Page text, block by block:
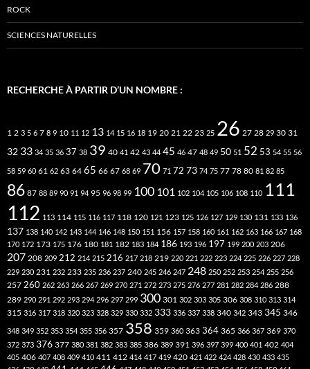
ROCK
SCIENCES NATURELLES
RECHERCHE À PARTIR D’UN NOMBRE :
1 2 3 5 6 7 8 9 10 11 12 13 14 15 16 18 19 20 21 22 23 25 26 27 28 29 30 31
32 33 34 35 36 37 38 39 40 41 42 43 44 45 46 47 48 49 50 51 52 53 54 55 56
58 59 60 61 62 63 64 65 66 67 68 69 70 71 72 73 74 75 77 78 80 81 82 85
86 87 88 89 90 91 94 95 96 98 99 100 101 102 104 105 106 108 110 111
112 113 114 115 116 117 118 120 121 123 125 126 127 129 130 131 133 136
137 138 140 142 143 144 146 148 150 151 156 157 158 160 161 162 163 166 167 168
170 172 173 175 176 180 181 182 183 184 186 193 196 197 199 200 203 206
207 208 209 212 214 215 216 217 218 219 220 221 222 223 224 225 226 227 228
229 230 231 232 233 235 236 237 240 245 246 247 248 250 252 253 254 255 256
257 260 262 263 266 267 269 270 271 272 273 275 276 277 281 282 284 286 288
289 290 291 292 293 294 296 297 299 300 301 302 303 305 306 308 310 313 314
315 316 317 318 320 323 328 329 330 332 333 336 337 338 340 342 343 345 346
348 349 352 353 354 355 356 357 358 359 360 363 364 365 366 367 369 370
372 373 376 377 380 381 382 383 385 386 389 391 396 397 399 400 401 402 404
405 406 407 408 409 410 411 412 414 417 419 420 421 422 424 428 430 433 435